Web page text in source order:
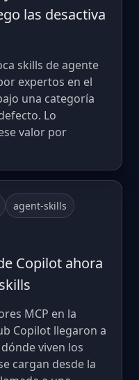
las desactiva
skills de agente
expertos en el
una categoría
Lo
valor por
agent-skills
Copilot ahora
MCP en la
Copilot llegaron a
viven los
cargan desde la